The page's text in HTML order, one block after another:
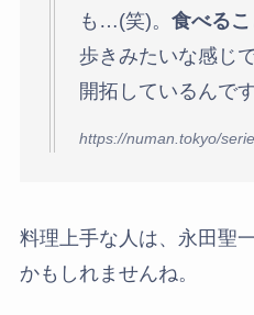
も…(笑)。 食べる
歩きみたいな感じ
開拓しているんです
https://numan.tokyo/
料理上手な人は、永田聖
かもしれませんね。